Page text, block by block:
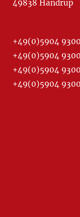
49838 Handrup
+49(0)5904
+49(0)5904
+49(0)5904
+49(0)5904